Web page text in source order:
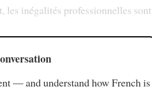
les inégalités professionnelles sont
— and understand how French is